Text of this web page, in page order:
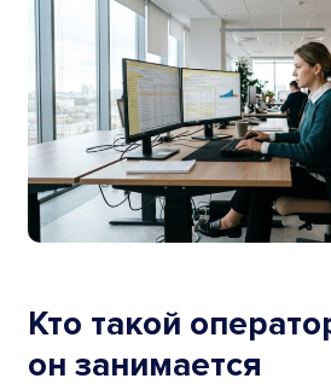
Кто такой
он занимается